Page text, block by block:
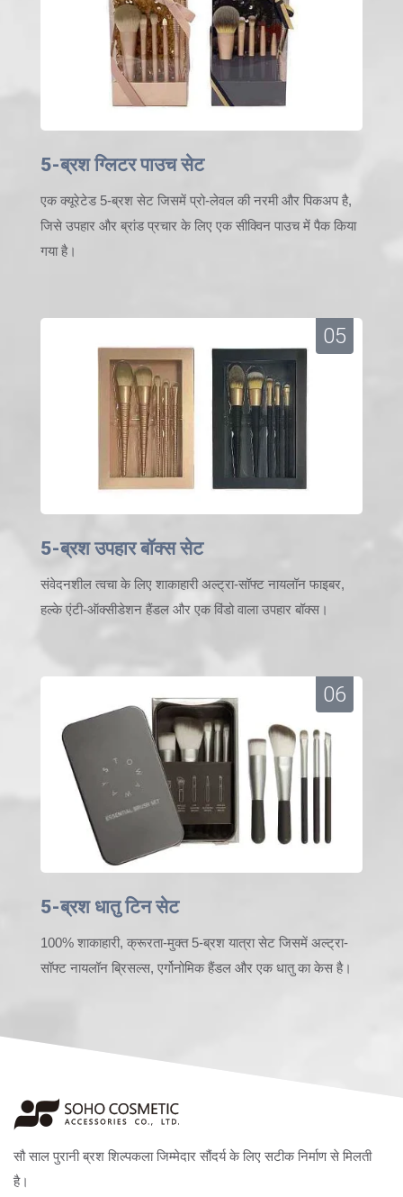
5-ब्रश ग्लिटर पाउच सेट
एक क्यूरेटेड 5-ब्रश सेट जिसमें प्रो-लेवल की नरमी और पिकअप है,
जिसे उपहार और ब्रांड प्रचार के लिए एक सीक्विन पाउच में पैक किया
गया है।
05
5-ब्रश उपहार बॉक्स सेट
संवेदनशील त्वचा के लिए शाकाहारी अल्ट्रा-सॉफ्ट नायलॉन फाइबर,
हल्के एंटी-ऑक्सीडेशन हैंडल और एक विंडो वाला उपहार बॉक्स।
06
5-ब्रश धातु टिन सेट
100% शाकाहारी, क्रूरता-मुक्त 5-ब्रश यात्रा सेट जिसमें अल्ट्रा-
सॉफ्ट नायलॉन ब्रिसल्स, एर्गोनोमिक हैंडल और एक धातु का केस है।
सौ साल पुरानी ब्रश शिल्पकला जिम्मेदार सौंदर्य के लिए सटीक निर्माण से मिलती
है।